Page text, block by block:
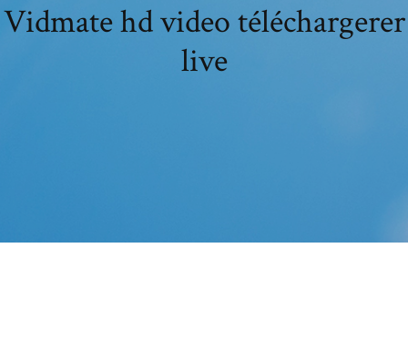
Vidmate hd video téléchargerer
live